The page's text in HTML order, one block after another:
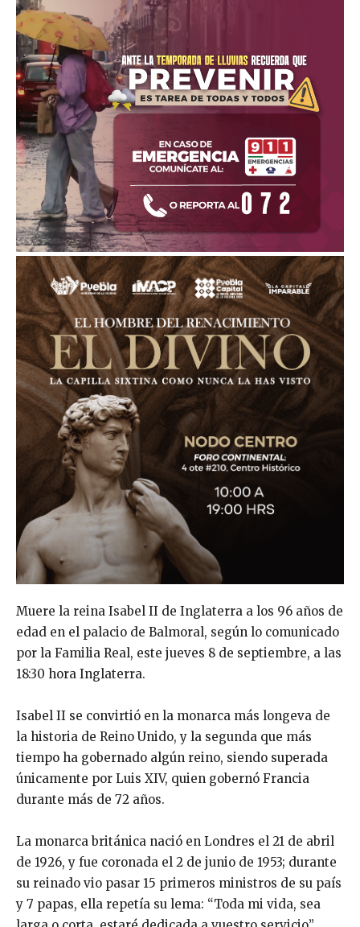
Muere la reina Isabel II de Inglaterra a los 96 años de
edad en el palacio de Balmoral, según lo comunicado
por la Familia Real, este jueves 8 de septiembre, a las
18:30 hora Inglaterra.
Isabel II se convirtió en la monarca más longeva de
la historia de Reino Unido, y la segunda que más
tiempo ha gobernado algún reino, siendo superada
únicamente por Luis XIV, quien gobernó Francia
durante más de 72 años.
La monarca británica nació en Londres el 21 de abril
de 1926, y fue coronada el 2 de junio de 1953; durante
su reinado vio pasar 15 primeros ministros de su país
y 7 papas, ella repetía su lema: “Toda mi vida, sea